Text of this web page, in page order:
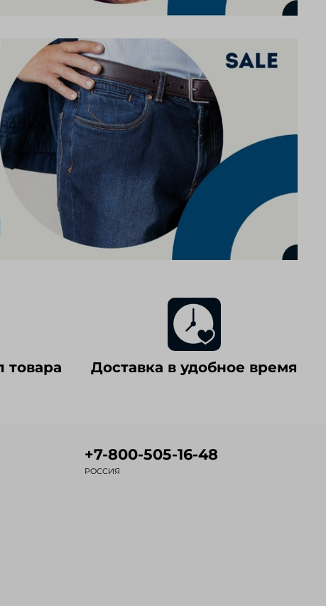
товара Доставка в удобное время
+7-800-505-16-48
РОССИЯ